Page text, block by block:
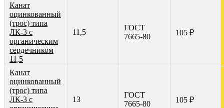
Канат
оцинкованный
(трос) типа
ЛК-3 с
органическим
сердечником
11,5
11,5
ГОСТ
7665-80
105 ₽
Канат
оцинкованный
(трос) типа
ЛК-3 с
13
ГОСТ
7665-80
105 ₽